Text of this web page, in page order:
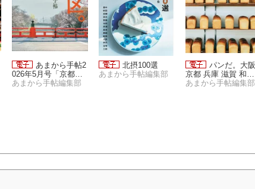
あまから手帖2
026年5月号「京都、
左京区。」
あまから手帖編集部
北摂100選
あまから手帖編集部
パンだ。大阪
京都 兵庫 滋賀 和歌
山 奈良 and 能登
あまから手帖編集部